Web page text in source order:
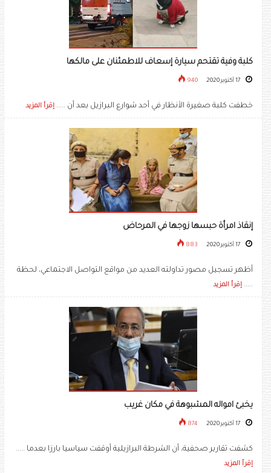
كلبة وفية تقتحم سيارة إسعاف للاطمئنان على مالكها
940
خطفت كلبة صغيرة الأنظار في أحد شوارع البرازيل بعد أن ..... إقرأ المزيد
إنقاذ امرأة حبسها زوجها في المرحاض
883
أظهر تسجيل مصور تداولته العديد من مواقع التواصل الاجتماعي، لحظة
..... إقرأ المزيد
يخبئ امواله المشبوهة في مكان غريب
874
كشفت تقارير صحفية، أن الشرطة البرازيلية أوقفت سياسيا بارزا بعدما .....
إقرأ المزيد